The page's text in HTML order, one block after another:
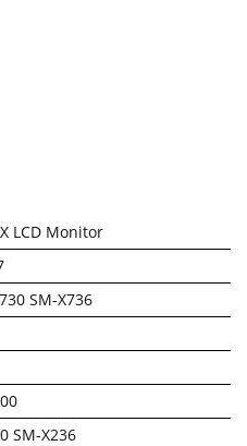
LCD Monitor
SM-X736
SM-X236